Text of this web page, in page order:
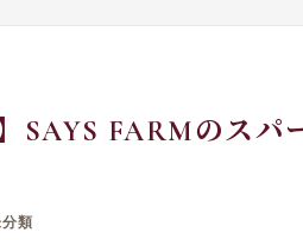
】SAYS FARMのス
類